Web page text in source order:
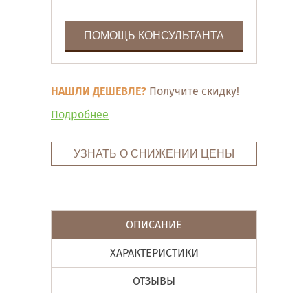
ПОМОЩЬ КОНСУЛЬТАНТА
НАШЛИ ДЕШЕВЛЕ? Получите скидку!
Подробнее
УЗНАТЬ О СНИЖЕНИИ ЦЕНЫ
ОПИСАНИЕ
ХАРАКТЕРИСТИКИ
ОТЗЫВЫ